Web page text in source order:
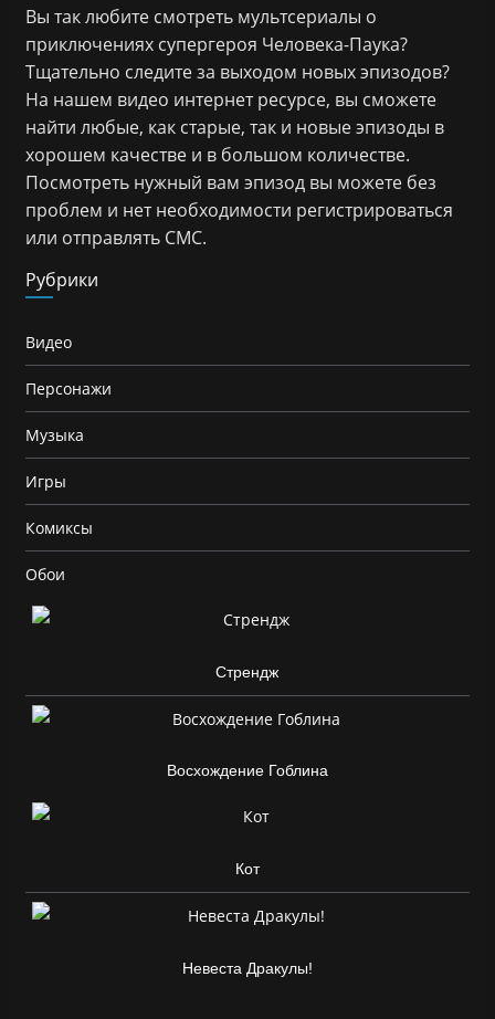
Вы так любите смотреть мультсериалы о
приключениях супергероя Человека-Паука?
Тщательно следите за выходом новых эпизодов?
На нашем видео интернет ресурсе, вы сможете
найти любые, как старые, так и новые эпизоды в
хорошем качестве и в большом количестве.
Посмотреть нужный вам эпизод вы можете без
проблем и нет необходимости регистрироваться
или отправлять СМС.
Рубрики
Видео
Персонажи
Музыка
Игры
Комиксы
Обои
Стрендж
Восхождение Гоблина
Кот
Невеста Дракулы!